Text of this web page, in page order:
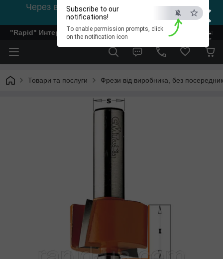
×
ESC
Subscribe to our
notifications!
To enable permission prompts, click
on the notification icon
Через відсутність світла, зв'язок на viber
0978002056
"Rapid" Интернет-магазин деревообрабатывающего
Товари та послуги Фрези від виробника, без